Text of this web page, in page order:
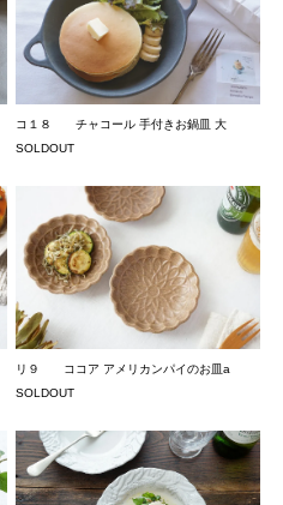
コ１８ チャコール 手付きお鍋皿 大
SOLDOUT
リ９ ココア アメリカンパイのお皿a
SOLDOUT